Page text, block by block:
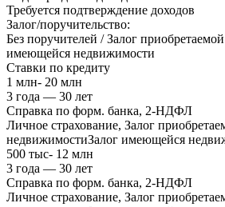
Требуется подтверждение доходов
Залог/поручительство:
Без поручителей / Залог
имеющейся недвижимости
Ставки по кредиту
1 млн- 20 млн
3 года — 30 лет
Справка по форм. банка, 2-НДФЛ
Личное страхование, Залог
недвижимостиЗалог имеющейся
500 тыс- 12 млн
3 года — 30 лет
Справка по форм. банка, 2-НДФЛ
Личное страхование, Залог